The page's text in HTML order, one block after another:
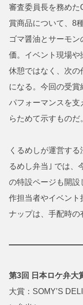
審査委員長を務めた
賞商品について、8
ゴマ醤油とサーモ
価。イベント現場や
休憩ではなく、次の
になる。今回の受
パフォーマンスを支
らためて示すものだ
くるめしが運営する
るめし弁当｣ では、
の特設ページも開設
作担当者やイベント
ナップは、手配時の
第3回 日本ロケ弁大
大賞：SOMY’S